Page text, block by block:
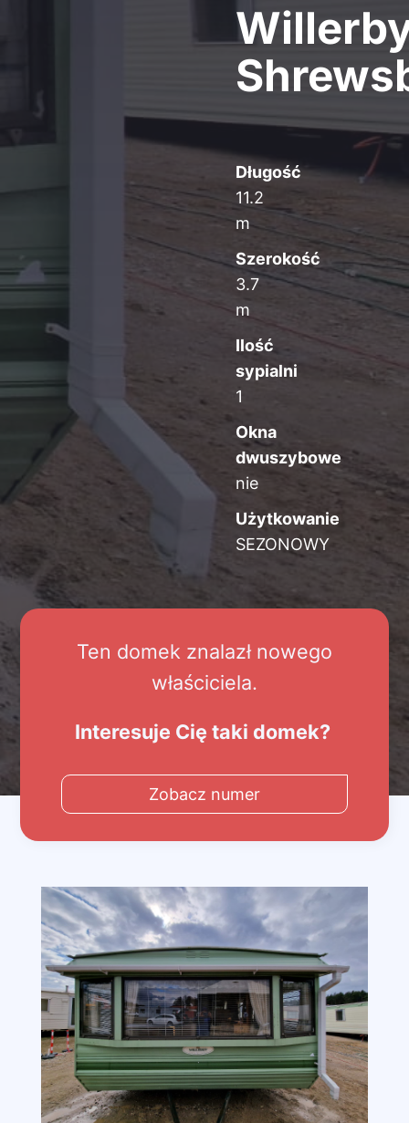
Ten domek znalazł nowego
właściciela.
Interesuje Cię taki domek?
Zobacz numer
Długość
11.2
m
Szerokość
3.7
m
Ilość
sypialni
1
Okna
dwuszybowe
nie
Użytkowanie
SEZONOWY